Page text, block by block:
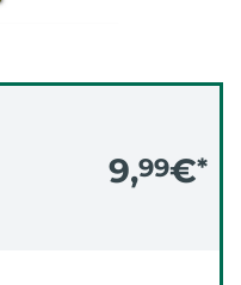
9,99€*